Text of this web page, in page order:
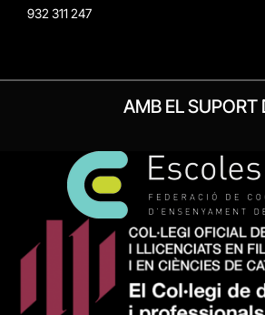
932 311 247
AMB EL SUPORT